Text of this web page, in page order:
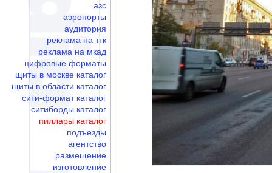
азс
аэропорты
аудитория
реклама на ттк
реклама на мкад
цифровые форматы
щиты в москве каталог
щиты в области каталог
сити-формат каталог
ситиборды каталог
пиллары каталог
подъезды
агентство
размещение
изготовление